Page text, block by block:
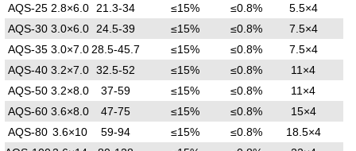
AQS-25 2.8×6.0 21.3-34 ≤15% ≤0.8%
5.5×4
AQS-30 3.0×6.0 24.5-39 ≤15% ≤0.8%
7.5×4
AQS-35 3.0×7.0 28.5-45.7 ≤15% ≤0.8%
7.5×4
AQS-40 3.2×7.0 32.5-52 ≤15% ≤0.8%
11×4
AQS-50 3.2×8.0 37-59 ≤15% ≤0.8%
11×4
AQS-60 3.6×8.0 47-75 ≤15% ≤0.8%
15×4
AQS-80 3.6×10 59-94 ≤15% ≤0.8%
18.5×4